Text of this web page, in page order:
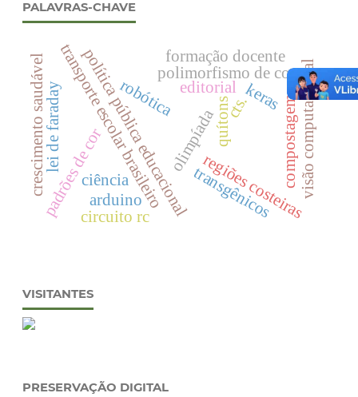
PALAVRAS-CHAVE
editorial
olimpíada
política pública educacional
transporte escolar brasileiro
padrões de cor
polimorfismo de cor
quítons
regiões costeiras
robótica visão computacional
keras
crescimento saudável formação docente
transgênicos
cts. compostagem
lei de faraday
ciência
arduino
circuito rc
VISITANTES
PRESERVAÇÃO DIGITAL